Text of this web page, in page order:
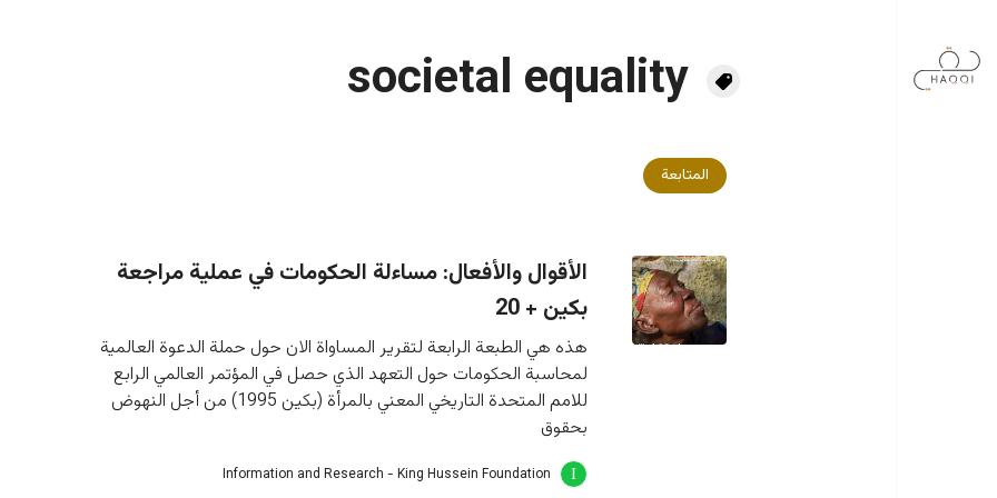
societal equality
المتابعة
الأقوال والأفعال: مساءلة الحكومات في عملية مراجعة
بكين + 20
هذه هي الطبعة الرابعة لتقرير المساواة الان حول حملة الدعوة العالمية
لمحاسبة الحكومات حول التعهد الذي حصل في المؤتمر العالمي الرابع
للامم المتحدة التاريخي المعني بالمرأة (بكين 1995) من أجل النهوض
بحقوق
Information and Research - King Hussein Foundation